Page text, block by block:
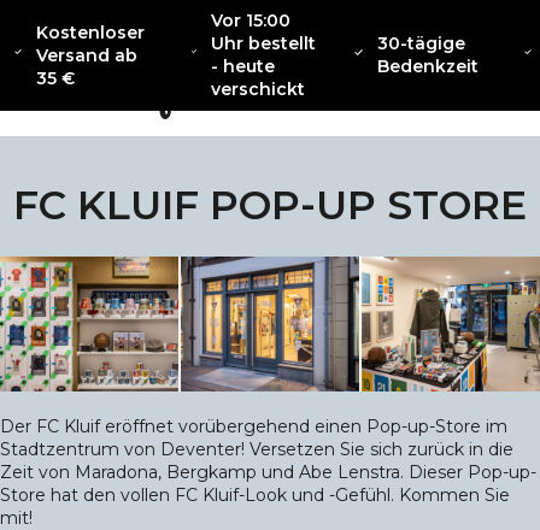
Kostenloser
Versand ab
35 €
Vor 15:00
Uhr bestellt
- heute
verschickt
30-tägige
Bedenkzeit
ÜBER NEU
FC KLUIF POP-UP STORE
Der FC Kluif eröffnet vorübergehend einen Pop-up-Store im
Stadtzentrum von Deventer! Versetzen Sie sich zurück in die
Zeit von Maradona, Bergkamp und Abe Lenstra. Dieser Pop-up-
Store hat den vollen FC Kluif-Look und -Gefühl. Kommen Sie
mit!